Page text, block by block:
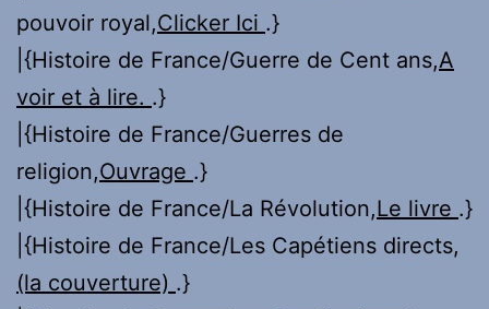
pouvoir royal,Clicker Ici .}
|{Histoire de France/Guerre de Cent ans,A
voir et à lire. .}
|{Histoire de France/Guerres de
religion,Ouvrage .}
|{Histoire de France/La Révolution,Le livre .}
|{Histoire de France/Les Capétiens directs,
(la couverture) .}